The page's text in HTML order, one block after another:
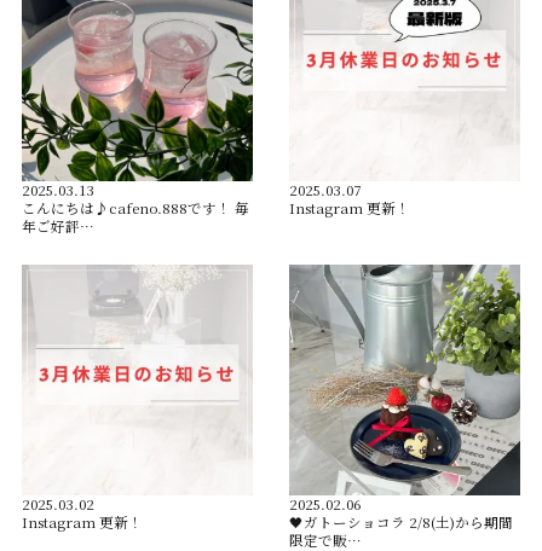
2025.03.13
こんにちは♪cafeno.888です！ 毎
年ご好評…
2025.03.07
Instagram 更新！
2025.03.02
Instagram 更新！
2025.02.06
🖤ガトーショコラ 2/8(土)から期間
限定で販…